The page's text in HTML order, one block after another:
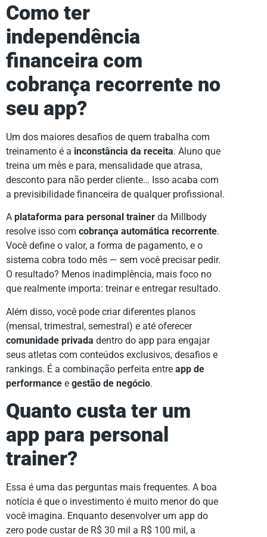
Como ter
independência
financeira com
cobrança recorrente no
seu app?
Um dos maiores desafios de quem trabalha com
treinamento é a inconstância da receita. Aluno que
treina um mês e para, mensalidade que atrasa,
desconto para não perder cliente… Isso acaba com
a previsibilidade financeira de qualquer profissional.
A plataforma para personal trainer da Millbody
resolve isso com cobrança automática recorrente.
Você define o valor, a forma de pagamento, e o
sistema cobra todo mês — sem você precisar pedir.
O resultado? Menos inadimplência, mais foco no
que realmente importa: treinar e entregar resultado.
Além disso, você pode criar diferentes planos
(mensal, trimestral, semestral) e até oferecer
comunidade privada dentro do app para engajar
seus atletas com conteúdos exclusivos, desafios e
rankings. É a combinação perfeita entre app de
performance e gestão de negócio.
Quanto custa ter um
app para personal
trainer?
Essa é uma das perguntas mais frequentes. A boa
notícia é que o investimento é muito menor do que
você imagina. Enquanto desenvolver um app do
zero pode custar de R$ 30 mil a R$ 100 mil, a